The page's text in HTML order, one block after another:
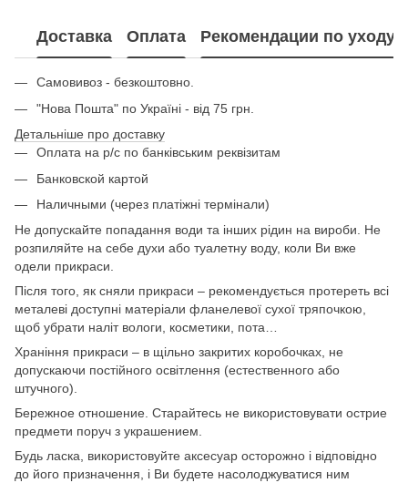
Доставка Оплата Рекомендации по уходу
Самовивоз - безкоштовно.
"Нова Пошта" по Україні - від 75 грн.
Детальніше про доставку
Оплата на р/с по банківським реквізитам
Банковской картой
Наличными (через платіжні термінали)
Не допускайте попадання води та інших рідин на вироби. Не
розпиляйте на себе духи або туалетну воду, коли Ви вже
одели прикраси.
Після того, як сняли прикраси – рекомендується протереть всі
металеві доступні матеріали фланелевої сухої тряпочкою,
щоб убрати наліт вологи, косметики, пота…
Храніння прикраси – в щільно закритих коробочках, не
допускаючи постійного освітлення (естественного або
штучного).
Бережное отношение. Старайтесь не використовувати острие
предмети поруч з украшением.
Будь ласка, використовуйте аксесуар осторожно і відповідно
до його призначення, і Ви будете насолоджуватися ним